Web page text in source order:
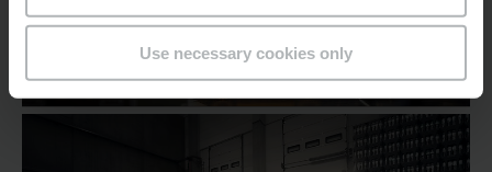
Use necessary cookies only
Locação de equipamentos